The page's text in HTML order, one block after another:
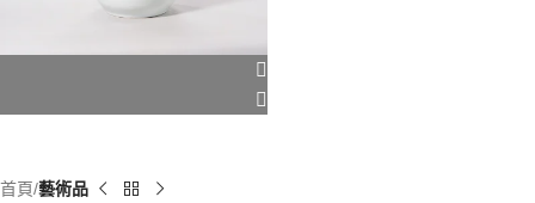
首頁 藝術品